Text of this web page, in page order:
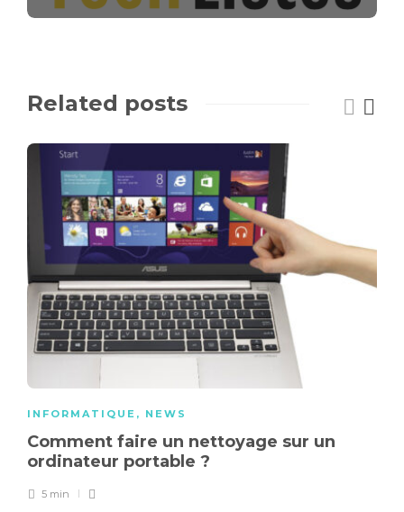
Related posts
INFORMATIQUE , NEWS
Comment faire un nettoyage sur un
ordinateur portable ?
5 min